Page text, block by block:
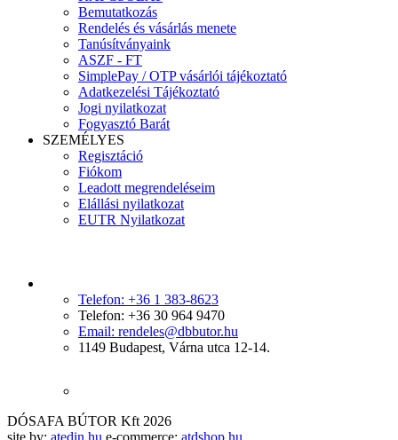
Bemutatkozás
Rendelés és vásárlás menete
Tanúsítványaink
ASZF - FT
SimplePay / OTP vásárlói tájékoztató
Adatkezelési Tájékoztató
Jogi nyilatkozat
Fogyasztó Barát
SZEMÉLYES
Regisztáció
Fiókom
Leadott megrendeléseim
Elállási nyilatkozat
EUTR Nyilatkozat
Telefon: +36 1 383-8623
Telefon: +36 30 964 9470
Email: rendeles@dbbutor.hu
1149 Budapest, Várna utca 12-14.
DÓSAFA BÚTOR Kft 2026